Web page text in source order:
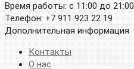
Время работы: с 11:00 до 21:00
Телефон: +7 911 923 22 19
Дополнительная информация
Контакты
О нас